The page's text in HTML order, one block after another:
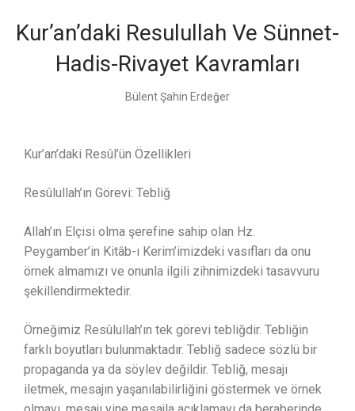
Kur’an’daki Resulullah Ve Sünnet-
Hadis-Rivayet Kavramları
Bülent Şahin Erdeğer
Kur’an’daki Resûl’ün Özellikleri
Resûlullah’ın Görevi: Tebliğ
Allah’ın Elçisi olma şerefine sahip olan Hz.
Peygamber’in Kitâb-ı Kerim’imizdeki vasıfları da onu
örnek almamızı ve onunla ilgili zihnimizdeki tasavvuru
şekillendirmektedir.
Örneğimiz Resûlullah’ın tek görevi tebliğdir. Tebliğin
farklı boyutları bulunmaktadır. Tebliğ sadece sözlü bir
propaganda ya da söylev değildir. Tebliğ, mesajı
iletmek, mesajın yaşanılabilirliğini göstermek ve örnek